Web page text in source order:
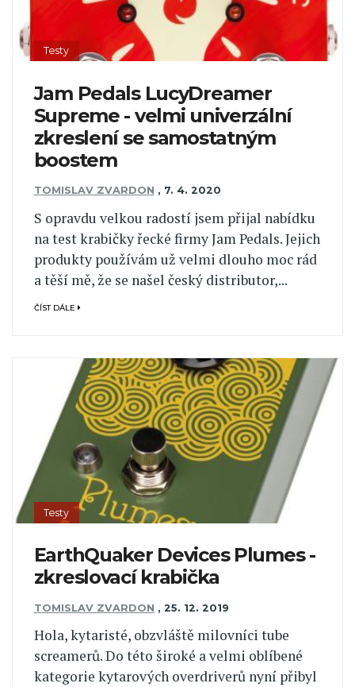
Testy
Jam Pedals LucyDreamer
Supreme - velmi univerzální
zkreslení se samostatným
boostem
TOMISLAV ZVARDON , 7. 4. 2020
S opravdu velkou radostí jsem přijal nabídku
na test krabičky řecké firmy Jam Pedals. Jejich
produkty používám už velmi dlouho moc rád
a těší mě, že se našel český distributor,...
ČÍST DÁLE
Testy
EarthQuaker Devices Plumes -
zkreslovací krabička
TOMISLAV ZVARDON , 25. 12. 2019
Hola, kytaristé, obzvláště milovníci tube
screamerů. Do této široké a velmi oblíbené
kategorie kytarových overdriverů nyní přibyl